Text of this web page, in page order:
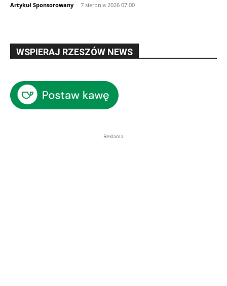
Artykuł Sponsorowany - 7 sierpnia 2026 07:00
WSPIERAJ RZESZÓW NEWS
Reklama